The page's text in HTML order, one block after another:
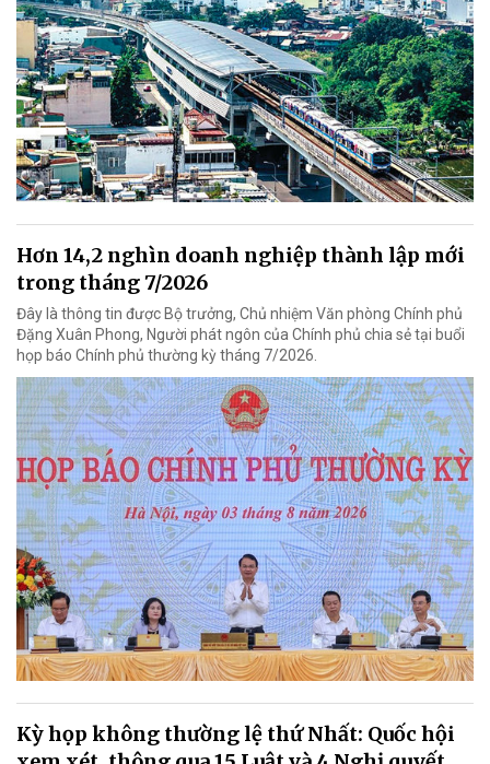
Hơn 14,2 nghìn doanh nghiệp thành lập mới
trong tháng 7/2026
Đây là thông tin được Bộ trưởng, Chủ nhiệm Văn phòng Chính phủ
Đặng Xuân Phong, Người phát ngôn của Chính phủ chia sẻ tại buổi
họp báo Chính phủ thường kỳ tháng 7/2026.
Kỳ họp không thường lệ thứ Nhất: Quốc hội